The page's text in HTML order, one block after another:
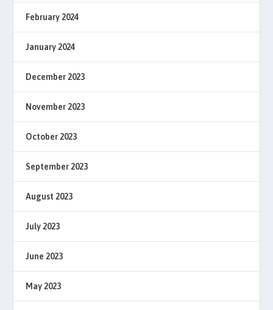
February 2024
January 2024
December 2023
November 2023
October 2023
September 2023
August 2023
July 2023
June 2023
May 2023